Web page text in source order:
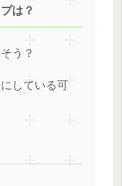
は？
う？
している可